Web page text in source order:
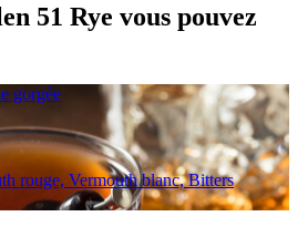
51 Rye vous pouvez
gorgée
rouge, Vermouth blanc, Bitters